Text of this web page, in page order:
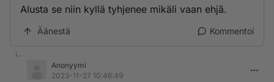
Alusta se niin kyllä tyhjenee mikäli vaan ehjä.
Äänestä Kommentoi
Anonyymi
2023-11-27 10:46:49